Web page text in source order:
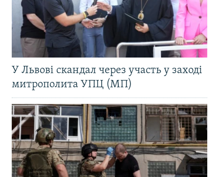
У Львові скандал через участь у заході
митрополита УПЦ (МП)